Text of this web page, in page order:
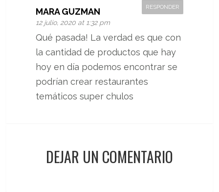
MARA GUZMAN
12 julio, 2020 at 1:32 pm
RESPONDER
Qué pasada! La verdad es que con
la cantidad de productos que hay
hoy en día podemos encontrar se
podrían crear restaurantes
temáticos super chulos
DEJAR UN COMENTARIO